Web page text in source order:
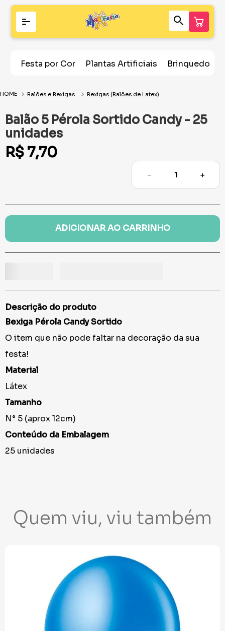
Festa por Cor Plantas Artificiais Brinquedos
Balões e Bexigas Bexigas (Balões de Latex)
Balão 5 Pérola Sortido Candy - 25
unidades
R$ 7,70
＋
－
ADICIONAR AO CARRINHO
Descrição do produto
Bexiga Pérola Candy Sortido
O item que não pode faltar na decoração da sua
festa!
Material
Látex
Tamanho
N° 5 (aprox 12cm)
Conteúdo da Embalagem
25 unidades
Quem viu, viu também